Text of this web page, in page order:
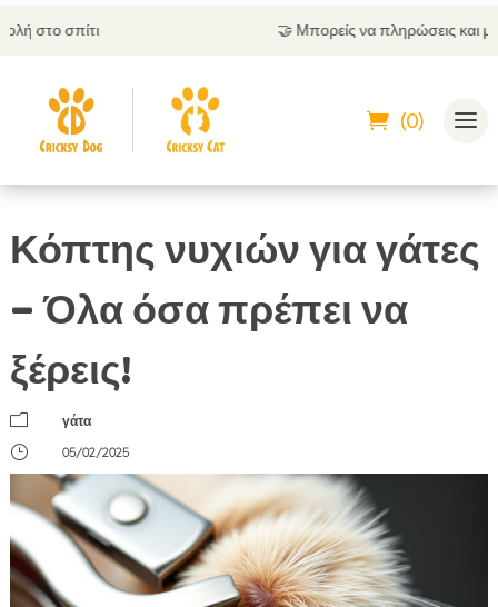
Μπορείς να πληρώσεις και με αντικαταβολή
(0)
Κόπτης νυχιών για γάτες
– Όλα όσα πρέπει να
ξέρεις!
m
γάτα
}
05/02/2025